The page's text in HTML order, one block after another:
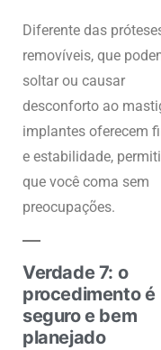
Diferente das
removíveis, que
soltar ou causar
desconforto ao
implantes oferecem
e estabilidade,
que você coma sem
preocupações.
Verdade 7: o
procedimento é
seguro e bem
planejado